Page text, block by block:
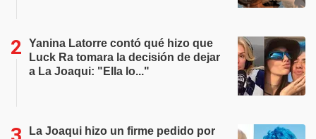
Yanina Latorre contó qué hizo que
Luck Ra tomara la decisión de dejar
a La Joaqui: "Ella lo..."
La Joaqui hizo un firme pedido por